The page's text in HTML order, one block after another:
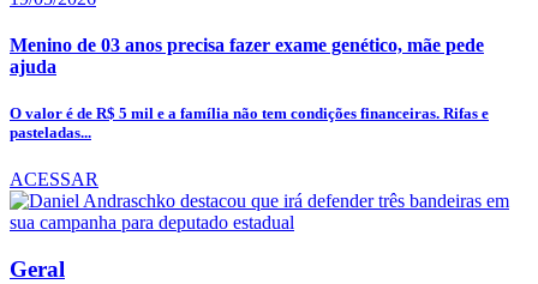
Menino de 03 anos precisa fazer exame genético, mãe pede
ajuda
O valor é de R$ 5 mil e a família não tem condições financeiras. Rifas e
pasteladas...
ACESSAR
Geral